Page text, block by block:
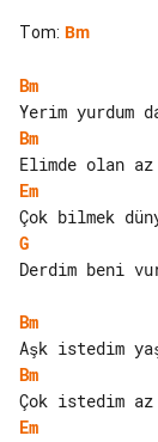
Tom: Bm
Bm
Bm
Em
G
Derdim beni
Bm
Bm
Em